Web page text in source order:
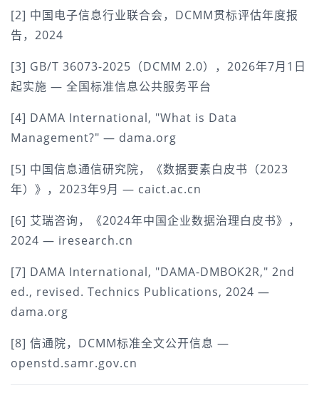
[2] 中国电子信息行业联合会，DCMM贯标评估年度报
告，2024
[3] GB/T 36073-2025（DCMM 2.0），2026年7月1日
起实施 — 全国标准信息公共服务平台
[4] DAMA International, "What is Data
Management?" — dama.org
[5] 中国信息通信研究院，《数据要素白皮书（2023
年）》，2023年9月 — caict.ac.cn
[6] 艾瑞咨询，《2024年中国企业数据治理白皮书》，
2024 — iresearch.cn
[7] DAMA International, "DAMA-DMBOK2R," 2nd
ed., revised. Technics Publications, 2024 —
dama.org
[8] 信通院，DCMM标准全文公开信息 —
openstd.samr.gov.cn